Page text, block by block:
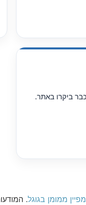
ביקרו באתר.
ממומן בגוגל.